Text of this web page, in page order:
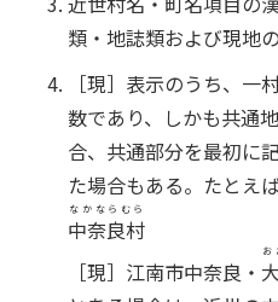
類・地誌類および現地
［現］表示のうち、一
数であり、しかも共通
合、共通部分を最初に
た場合もある。たとえば
中奈良村
なかならむら
［現］江南市中奈良・
お